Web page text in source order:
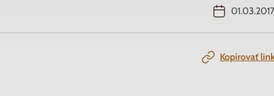
01.03.2017
Kopírovať link